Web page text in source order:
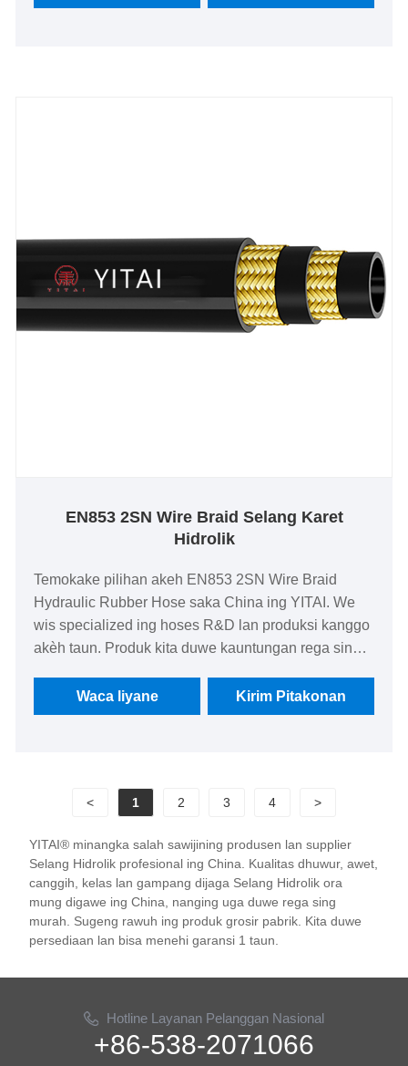
lan tutup tahan ozon & abrasi nyumbang umur
EN853 2SN Wire Braid Selang Karet
Hidrolik
Temokake pilihan akeh EN853 2SN Wire Braid
Hydraulic Rubber Hose saka China ing YITAI. We
wis specialized ing hoses R&D lan produksi kanggo
akèh taun. Produk kita duwe kauntungan rega sing
Amerika. We look nerusake kanggo dadi partner
long-term ing China.
Waca liyane Kirim Pitakonan
< 1 2 3 4 >
YITAI® minangka salah sawijining produsen lan supplier
Selang Hidrolik profesional ing China. Kualitas dhuwur, awet,
canggih, kelas lan gampang dijaga Selang Hidrolik ora
mung digawe ing China, nanging uga duwe rega sing
murah. Sugeng rawuh ing produk grosir pabrik. Kita duwe
persediaan lan bisa menehi garansi 1 taun.
Hotline Layanan Pelanggan Nasional
+86-538-2071066